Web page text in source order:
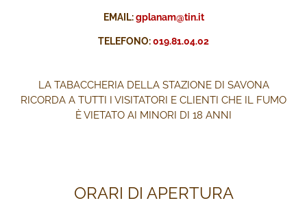
EMAIL: gplanam@tin.it
TELEFONO:019.81.04.02
LA TABACCHERIA DELLA STAZIONE DI SAVONA
RICORDA A TUTTI I VISITATORI E CLIENTI CHE IL FUMO
È VIETATO AI MINORI DI 18 ANNI
ORARI DI APERTURA